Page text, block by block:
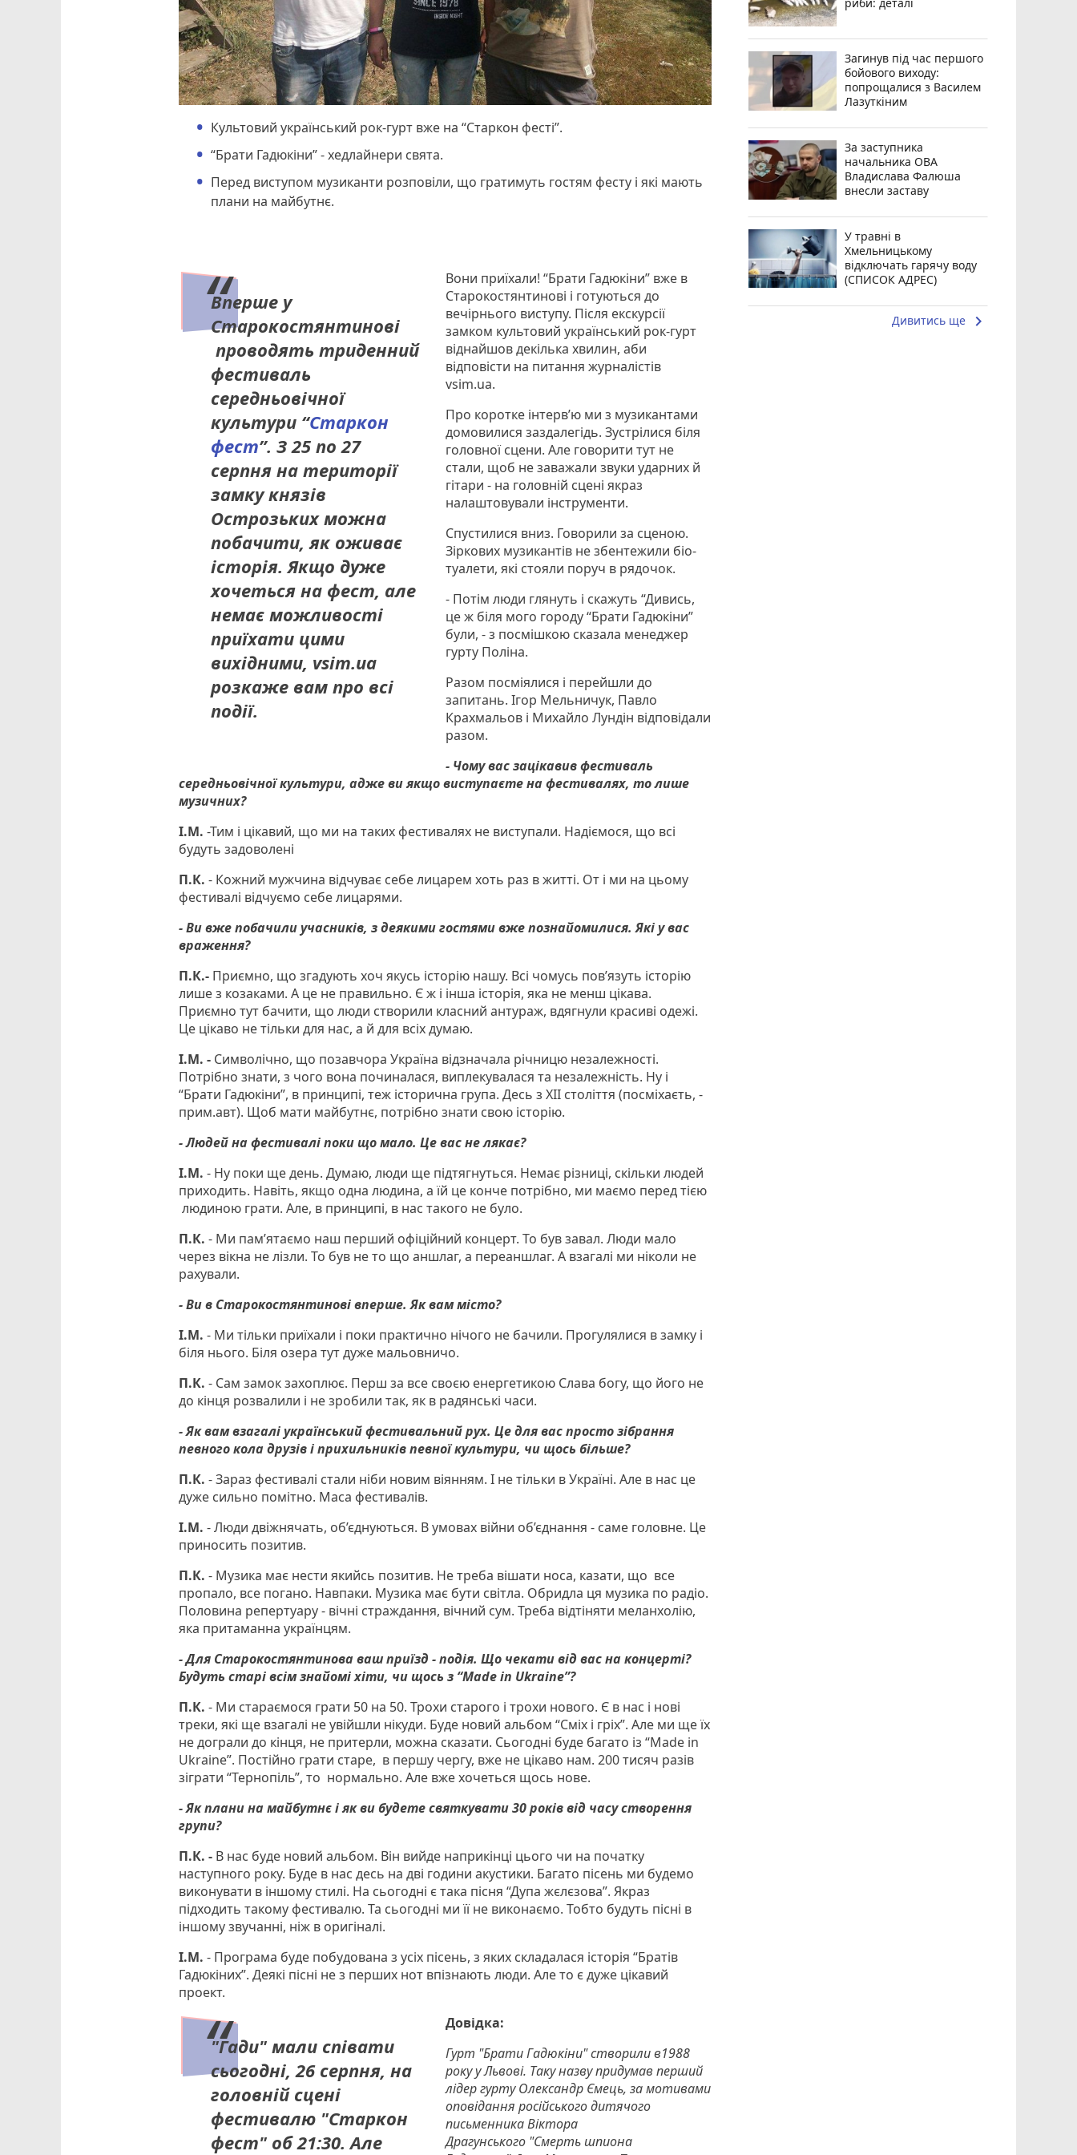
Культовий український рок-гурт вже на “Старкон фесті”.
“Брати Гадюкіни” - хедлайнери свята.
Перед виступом музиканти розповіли, що гратимуть гостям фесту і які мають
плани на майбутнє.
Вперше у
Старокостянтинові
проводять триденний
фестиваль
середньовічної
культури “Старкон
фест”. З 25 по 27
серпня на території
замку князів
Острозьких можна
побачити, як оживає
історія. Якщо дуже
хочеться на фест, але
немає можливості
приїхати цими
вихідними, vsim.ua
розкаже вам про всі
події.
Вони приїхали! “Брати Гадюкіни” вже в
Старокостянтинові і готуються до
вечірнього виступу. Після екскурсії
замком культовий український рок-гурт
віднайшов декілька хвилин, аби
відповісти на питання журналістів
vsim.ua.
Про коротке інтерв’ю ми з музикантами
домовилися заздалегідь. Зустрілися біля
головної сцени. Але говорити тут не
стали, щоб не заважали звуки ударних й
гітари - на головній сцені якраз
налаштовували інструменти.
Спустилися вниз. Говорили за сценою.
Зіркових музикантів не збентежили біо-
туалети, які стояли поруч в рядочок.
- Потім люди глянуть і скажуть “Дивись,
це ж біля мого городу “Брати Гадюкіни”
були, - з посмішкою сказала менеджер
гурту Поліна.
Разом посміялися і перейшли до
запитань. Ігор Мельничук, Павло
Крахмальов і Михайло Лундін відповідали
разом.
- Чому вас зацікавив фестиваль
середньовічної культури, адже ви якщо виступаєте на фестивалях, то лише
музичних?
І.М.-Тим і цікавий, що ми на таких фестивалях не виступали. Надіємося, що всі
будуть задоволені
П.К.- Кожний мужчина відчуває себе лицарем хоть раз в житті. От і ми на цьому
фестивалі відчуємо себе лицарями.
- Ви вже побачили учасників, з деякими гостями вже познайомилися. Які у вас
враження?
П.К.- Приємно, що згадують хоч якусь історію нашу. Всі чомусь пов’язуть історію
лише з козаками. А це не правильно. Є ж і інша історія, яка не менш цікава.
Приємно тут бачити, що люди створили класний антураж, вдягнули красиві одежі.
Це цікаво не тільки для нас, а й для всіх думаю.
І.М. - Символічно, що позавчора Україна відзначала річницю незалежності.
Потрібно знати, з чого вона починалася, виплекувалася та незалежність. Ну і
“Брати Гадюкіни”, в принципі, теж історична група. Десь з ХІІ століття (посміхаєть, -
прим.авт). Щоб мати майбутнє, потрібно знати свою історію.
- Людей на фестивалі поки що мало. Це вас не лякає?
І.М.- Ну поки ще день. Думаю, люди ще підтягнуться. Немає різниці, скільки людей
приходить. Навіть, якщо одна людина, а їй це конче потрібно, ми маємо перед тією
людиною грати. Але, в принципі, в нас такого не було.
П.К.- Ми пам’ятаємо наш перший офіційний концерт. То був завал. Люди мало
через вікна не лізли. То був не то що аншлаг, а переаншлаг. А взагалі ми ніколи не
рахували.
- Ви в Старокостянтинові вперше. Як вам місто?
І.М. - Ми тільки приїхали і поки практично нічого не бачили. Прогулялися в замку і
біля нього. Біля озера тут дуже мальовничо.
П.К. - Сам замок захоплює. Перш за все своєю енергетикою Слава богу, що його не
до кінця розвалили і не зробили так, як в радянські часи.
- Як вам взагалі український фестивальний рух. Це для вас просто зібрання
певного кола друзів і прихильників певної культури, чи щось більше?
П.К.- Зараз фестивалі стали ніби новим віянням. І не тільки в Україні. Але в нас це
дуже сильно помітно. Маса фестивалів.
І.М. - Люди двіжнячать, об’єднуються. В умовах війни об’єднання - саме головне. Це
приносить позитив.
П.К. - Музика має нести якийсь позитив. Не треба вішати носа, казати, що все
пропало, все погано. Навпаки. Музика має бути світла. Обридла ця музика по радіо.
Половина репертуару - вічні страждання, вічний сум. Треба відтіняти меланхолію,
яка притаманна українцям.
- Для Старокостянтинова ваш приїзд - подія. Що чекати від вас на концерті?
Будуть старі всім знайомі хіти, чи щось з “Made in Ukraine”?
П.К.- Ми стараємося грати 50 на 50. Трохи старого і трохи нового. Є в нас і нові
треки, які ще взагалі не увійшли нікуди. Буде новий альбом “Сміх і гріх”. Але ми ще їх
не дограли до кінця, не притерли, можна сказати. Сьогодні буде багато із “Made in
Ukraine”. Постійно грати старе, в першу чергу, вже не цікаво нам. 200 тисяч разів
зіграти “Тернопіль”, то нормально. Але вже хочеться щось нове.
- Як плани на майбутнє і як ви будете святкувати 30 років від часу створення
групи?
П.К. - В нас буде новий альбом. Він вийде наприкінці цього чи на початку
наступного року. Буде в нас десь на дві години акустики. Багато пісень ми будемо
виконувати в іншому стилі. На сьогодні є така пісня “Дупа жєлєзова”. Якраз
підходить такому фестивалю. Та сьогодні ми її не виконаємо. Тобто будуть пісні в
іншому звучанні, ніж в оригіналі.
І.М.- Програма буде побудована з усіх пісень, з яких складалася історія “Братів
Гадюкіних”. Деякі пісні не з перших нот впізнають люди. Але то є дуже цікавий
проект.
"Гади" мали співати
сьогодні, 26 серпня, на
головній сцені
фестивалю "Старкон
фест" об 21:30. Але
Довідка:
Гурт "Брати Гадюкіни" створили в1988
року у Львові. Таку назву придумав перший
лідер гурту Олександр Ємець, за мотивами
оповідання російського дитячого
письменника Віктора
Драгунського "Смерть шпиона
Загинув під час першого
бойового виходу:
попрощалися з Василем
Лазуткіним
За заступника
начальника ОВА
Владислава Фалюша
внесли заставу
У травні в
Хмельницькому
відключать гарячу воду
(СПИСОК АДРЕС)
Дивитись ще keyboard_arrow_right